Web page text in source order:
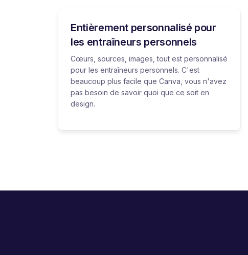
Entièrement personnalisé pour
les entraîneurs personnels
Cœurs, sources, images, tout est personnalisé
pour les entraîneurs personnels. C'est
beaucoup plus facile que Canva, vous n'avez
pas besoin de savoir quoi que ce soit en
design.